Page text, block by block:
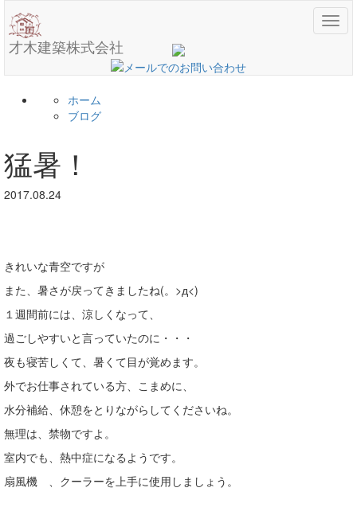
メ
ニ
才木建築株式会社
ホーム
ブログ
猛暑！
2017.08.24
きれいな青空ですが
また、暑さが戻ってきましたね(。>д<)
１週間前には、涼しくなって、
過ごしやすいと言っていたのに・・・
夜も寝苦しくて、暑くて目が覚めます。
外でお仕事されている方、こまめに、
水分補給、休憩をとりながらしてくださいね。
無理は、禁物ですよ。
室内でも、熱中症になるようです。
扇風機 、クーラーを上手に使用しましょう。